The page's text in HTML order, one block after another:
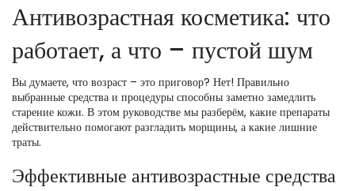
Антивозрастная косметика: что
работает, а что – пустой шум
Вы думаете, что возраст – это приговор? Нет! Правильно
выбранные средства и процедуры способны заметно замедлить
старение кожи. В этом руководстве мы разберём, какие препараты
действительно помогают разгладить морщины, а какие лишние
траты.
Эффективные антивозрастные средства